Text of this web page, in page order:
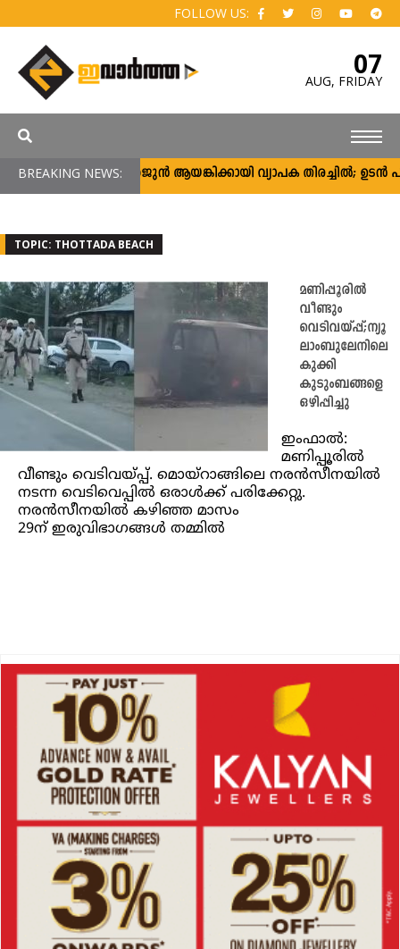
FOLLOW US:
07
AUG, FRIDAY
BREAKING NEWS:അർജുൻ ആയങ്കിക്കായി വ്യാപക തിരച്ചിൽ; ഉടൻ
TOPIC: THOTTADA BEACH
മണിപ്പൂരിൽ
വീണ്ടും
വെടിവയ്പ്പ്;ന്യൂ
ലാംബുലേനിലെ
കുക്കി
കുടുംബങ്ങളെ
ഒഴിപ്പിച്ചു
ഇംഫാല്‍:
മണിപ്പൂരിൽ
വീണ്ടും വെടിവയ്പ്പ്. മൊയ്റാങ്ങിലെ നരൻസീനയിൽ
നടന്ന വെടിവെപ്പിൽ ഒരാൾക്ക് പരിക്കേറ്റു.
നരൻസീനയിൽ കഴിഞ്ഞ മാസം
29ന് ഇരുവിഭാഗങ്ങള്‍ തമ്മില്‍